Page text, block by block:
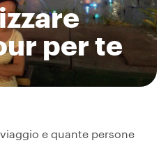
per te
e quante persone